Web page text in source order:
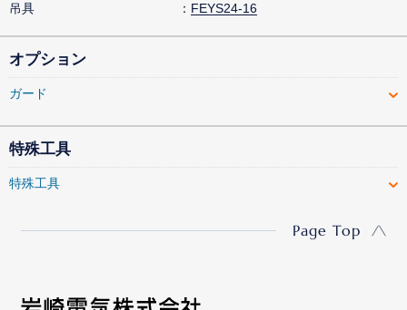
吊具
FEYS24-16
オプション
ガード
特殊工具
特殊工具
Page Top